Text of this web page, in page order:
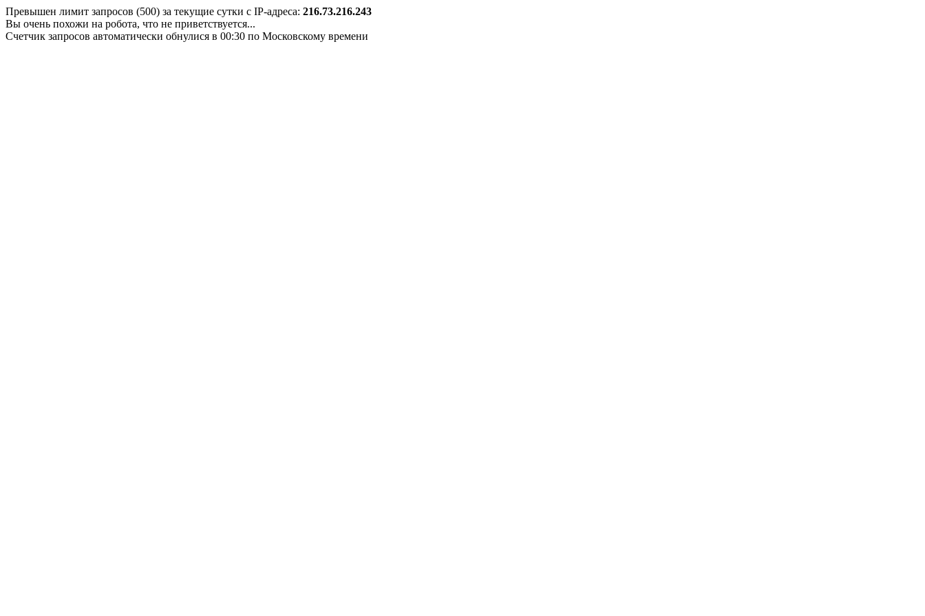
Превышен лимит запросов (500) за текущие сутки с IP-адреса: 216.73.216.243
Вы очень похожи на робота, что не приветствуется...
Счетчик запросов автоматически обнулися в 00:30 по Московскому времени